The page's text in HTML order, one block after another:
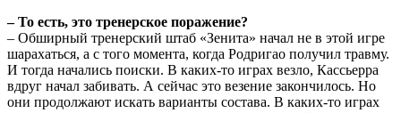
– То есть, это тренерское поражение?
– Обширный тренерский штаб «Зенита» начал не в этой игре
шарахаться, а с того момента, когда Родригао получил травму.
И тогда начались поиски. В каких-то играх везло, Кассьерра
вдруг начал забивать. А сейчас это везение закончилось. Но
они продолжают искать варианты состава. В каких-то играх